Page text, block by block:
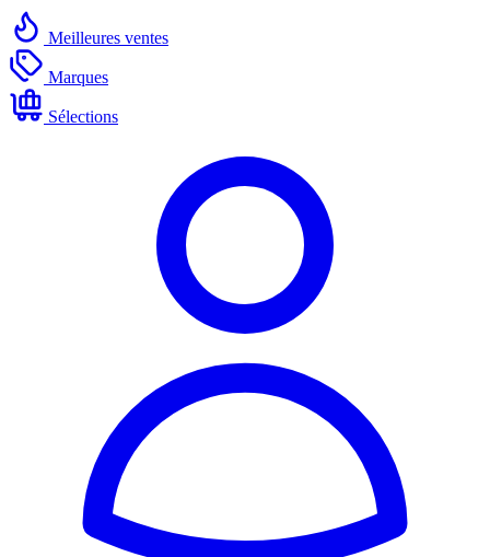
Meilleures ventes
Marques
Sélections